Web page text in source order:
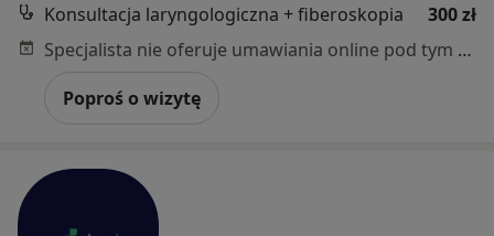
Konsultacja laryngologiczna + fiberoskopia
300 zł
Specjalista nie oferuje umawiania online pod tym adresem.
Poproś o wizytę